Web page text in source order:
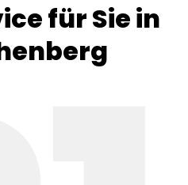
für Sie in